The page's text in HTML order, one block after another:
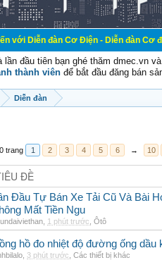
Cơ Điện - Diễn đàn Cơ điện là nơi
lần đầu tiên bạn ghé thăm dmec.vn
thành viên để bắt đầu đăng bán
Diễn đàn
trang 1 2 3 4 5 6 → 10
ĐỀ
Đầu Tự Bán Xe Tải Cũ Và Bài
Mất Tiền Ngu
1 phút trước Ôtô
hồ đo nhiệt độ đường ống dầu
3 phút trước Các thiết bị khác